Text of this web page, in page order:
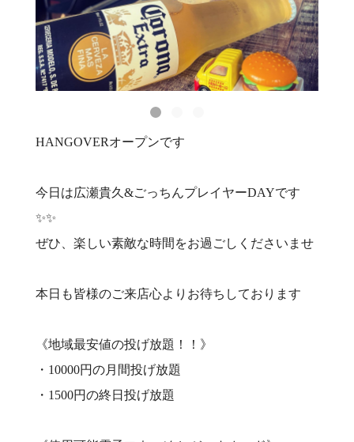
HANGOVERオープンです
今日は広瀬貴久&ごっちんプレイヤーDAYです
✨✨
ぜひ、楽しい素敵な時間をお過ごしくださいませ
本日も皆様のご来店心よりお待ちしております
《地域最安値の投げ放題！！》
・10000円の月間投げ放題
・1500円の終日投げ放題